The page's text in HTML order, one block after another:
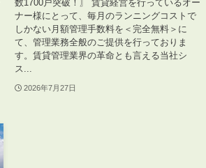
数1700戸突破！〗 賃貸経営を行っているオー
ナー様にとって、毎月のランニングコストで
しかない月額管理手数料を＜完全無料＞に
て、管理業務全般のご提供を行っておりま
す。賃貸管理業界の革命とも言える当社シ
ス...
2026年7月27日